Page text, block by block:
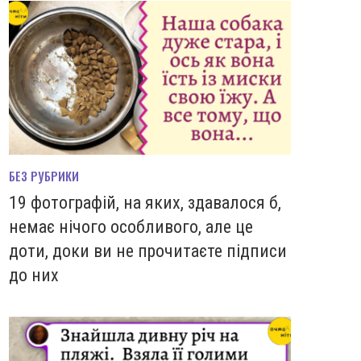
БЕЗ РУБРИКИ
19 фотографій, на яких, здавалося б,
немає нічого особливого, але це
доти, доки ви не прочитаєте підписи
до них